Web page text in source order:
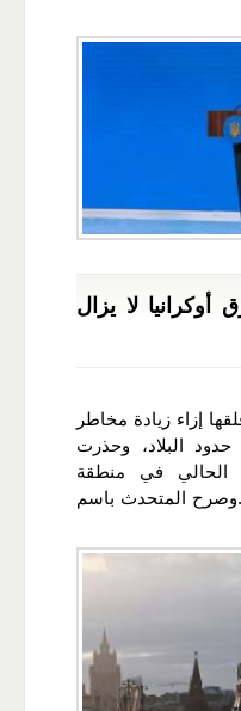
أوكرانيا لا يزال
إزاء زيادة مخاطر
البلاد، وحذرت
في منطقة
المتحدث باسم